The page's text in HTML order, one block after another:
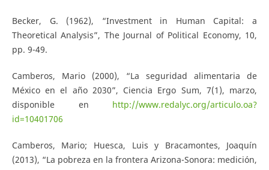
Becker, G. (1962), “Investment in Human Capital: a
Theoretical Analysis”, The Journal of Political Economy, 10,
pp. 9-49.
Camberos, Mario (2000), “La seguridad alimentaria de
México en el año 2030”, Ciencia Ergo Sum, 7(1), marzo,
disponible en http://www.redalyc.org/articulo.oa?
id=10401706
Camberos, Mario; Huesca, Luis y Bracamontes, Joaquín
(2013), “La pobreza en la frontera Arizona-Sonora: medición,